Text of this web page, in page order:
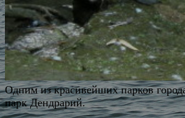
Одним из красивейших парков
парк Дендрарий.